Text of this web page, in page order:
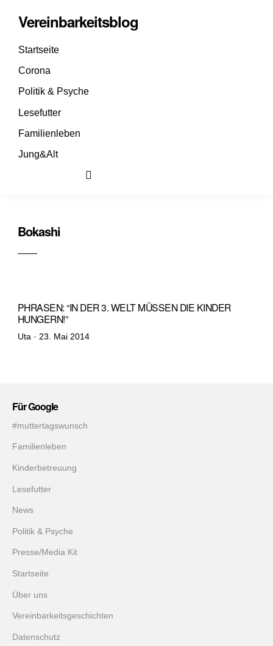
Vereinbarkeitsblog
Startseite
Corona
Politik & Psyche
Lesefutter
Familienleben
Jung&Alt
Bokashi
PHRASEN: “IN DER 3. WELT MÜSSEN DIE KINDER
HUNGERN!”
Uta · Veröffentlicht
23. Mai 2014
Für Google
#muttertagswunsch
Familienleben
Kinderbetreuung
Lesefutter
News
Politik & Psyche
Presse/Media Kit
Startseite
Über uns
Vereinbarkeitsgeschichten
Datenschutz